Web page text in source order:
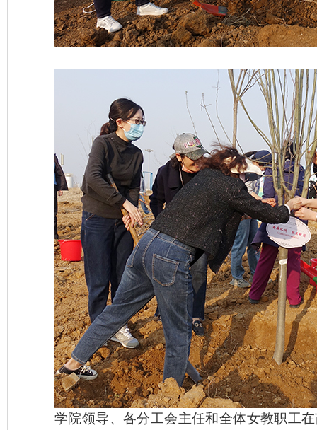
学院领导、 各分工会主任和全体女教职工